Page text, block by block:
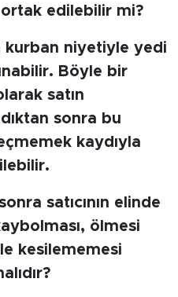
edilebilir mi?
kurban niyetiyle yedi
Böyle bir
satın
sonra bu
kaydıyla
satıcının elinde
ölmesi
kesilememesi